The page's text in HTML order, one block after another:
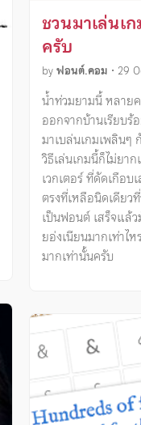
ชวนมาเล่นเ
ครับ
byฟอนต์.คอม • 29
น้ำท่วมยามนี้ หลาย
ออกจากบ้านเรียบร้
มาเบล่นเกมเพลินๆ
วิธีเล่นเกมนี้ก็ไม่ยา
เวกเตอร์ ที่ดัดเกือบ
ตรงที่เหลือนิดเดียว
เป็นฟอนต์ เสร็จแล้
ยอ่งเนียนมากเท่าไ
มากเท่านั้นครับ